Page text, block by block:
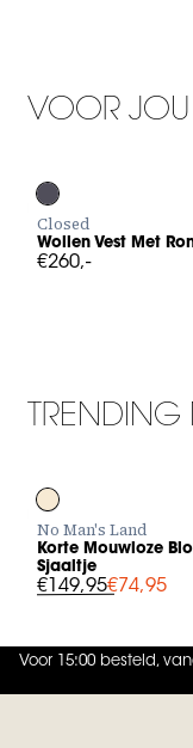
VOOR
in to add Wollen
Closed
Wollen Vest Met
€260,-
TRENDING
in to add Korte
No Man's Land
Korte Mouwloze
Sjaaltje
€149,95€74,95
Voor 15:00 besteld,
4.9 uit5 (